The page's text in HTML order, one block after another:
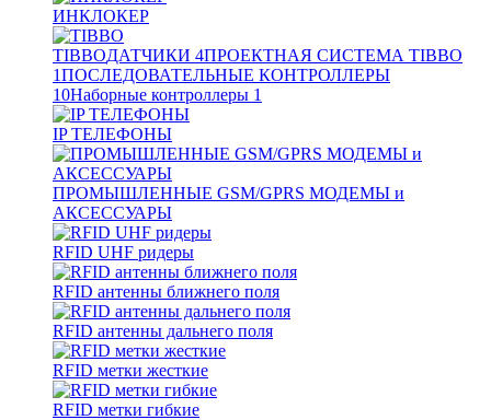
ИНКЛОКЕР
TIBBOДАТЧИКИ 4ПРОЕКТНАЯ СИСТЕМА TIBBO
1ПОСЛЕДОВАТЕЛЬНЫЕ КОНТРОЛЛЕРЫ
10Наборные контроллеры 1
IP ТЕЛЕФОНЫ
ПРОМЫШЛЕННЫЕ GSM/GPRS МОДЕМЫ и
АКСЕССУАРЫ
RFID UHF ридеры
RFID антенны ближнего поля
RFID антенны дальнего поля
RFID метки жесткие
RFID метки гибкие